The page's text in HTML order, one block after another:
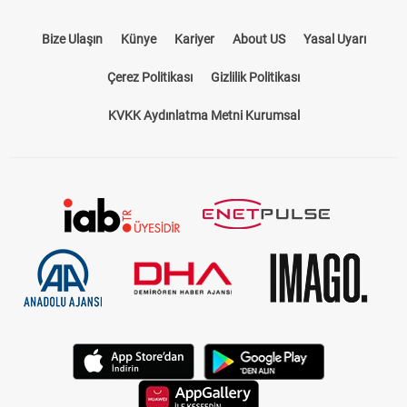
Bize Ulaşın Künye Kariyer About US Yasal Uyarı
Çerez Politikası Gizlilik Politikası
KVKK Aydınlatma Metni Kurumsal